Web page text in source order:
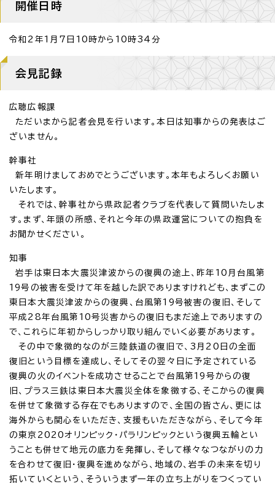
開催日時
令和2年1月7日10時から10時34分
会見記録
広聴広報課
ただいまから記者会見を行います。本日は知事からの発表はご
ざいません。
幹事社
新年明けましておめでとうございます。本年もよろしくお願い
いたします。
それでは、幹事社から県政記者クラブを代表して質問いたしま
す。まず、年頭の所感、それと今年の県政運営についての抱負を
お聞かせください。
知事
岩手は東日本大震災津波からの復興の途上、昨年10月台風第
19号の被害を受けて年を越した訳でありますけれども、まずこの
東日本大震災津波からの復興、台風第19号被害の復旧、そして
平成28年台風第10号災害からの復旧もまだ途上でありますの
で、これらに年初からしっかり取り組んでいく必要があります。
その中で象徴的なのが三陸鉄道の復旧で、3月20日の全面
復旧という目標を達成し、そしてその翌々日に予定されている
復興の火のイベントを成功させることで台風第19号からの復
旧、プラス三鉄は東日本大震災全体を象徴する、そこからの復興
を併せて象徴する存在でもありますので、全国の皆さん、更には
海外からも関心をいただき、支援もいただきながら、そして今年
の東京2020オリンピック・パラリンピックという復興五輪とい
うことも併せて地元の底力を発揮し、そして様々なつながりの力
を合わせて復旧・復興を進めながら、地域の、岩手の未来を切り
拓いていくという、そういうまず一年の立ち上がりをつくってい